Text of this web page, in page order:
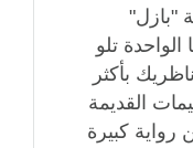
"بازل"
تلو
بأكثر
القديمة
كبيرة